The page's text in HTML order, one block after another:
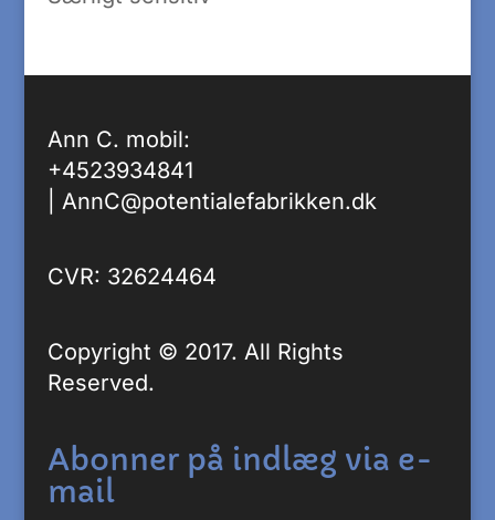
Ann C. mobil:
+4523934841
AnnC@potentialefabrikken.dk
CVR: 32624464
Copyright © 2017. All Rights
Reserved.
Abonner på indlæg via e-
mail